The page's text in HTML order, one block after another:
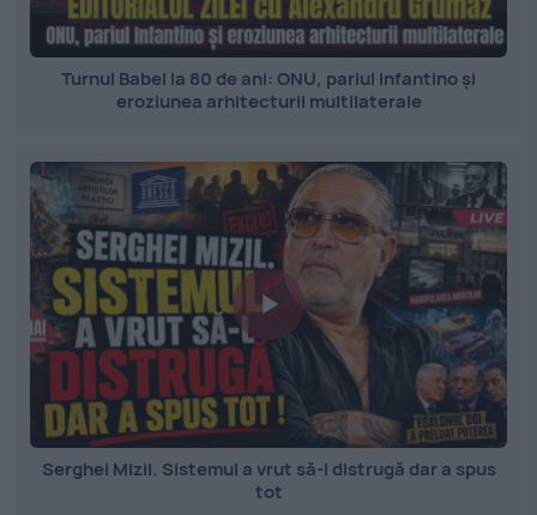
Turnul Babel la 80 de ani: ONU, pariul Infantino și
eroziunea arhitecturii multilaterale
Serghei Mizil. Sistemul a vrut să-l distrugă dar a spus
tot